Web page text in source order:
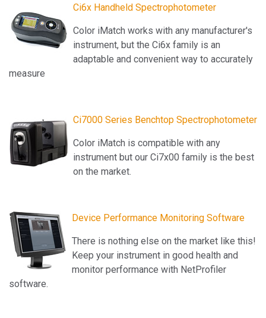
Ci6x Handheld Spectrophotometer
Color iMatch works with any manufacturer's
instrument, but the Ci6x family is an
adaptable and convenient way to accurately
measure
Ci7000 Series Benchtop Spectrophotometer
Color iMatch is compatible with any
instrument but our Ci7x00 family is the best
on the market.
Device Performance Monitoring Software
There is nothing else on the market like this!
Keep your instrument in good health and
monitor performance with NetProfiler
software.